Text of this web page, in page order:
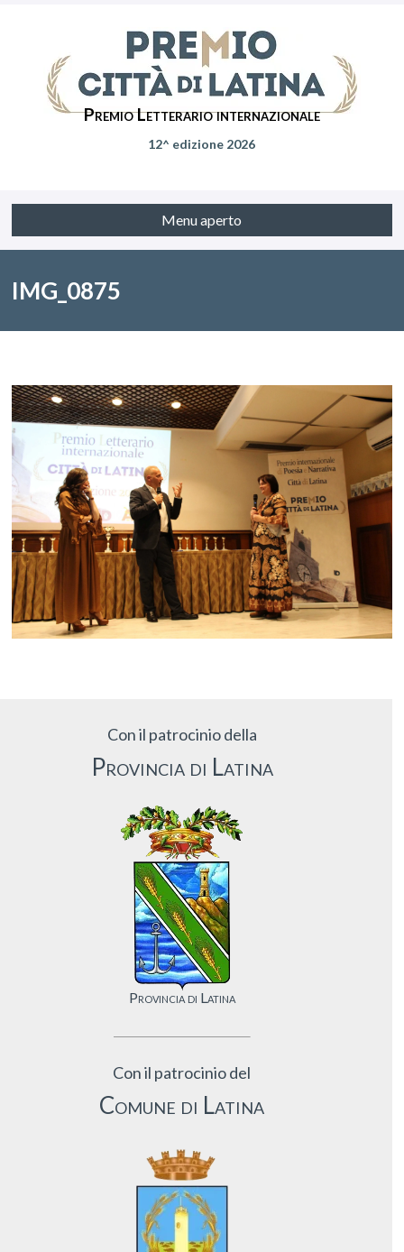
Premio Letterario internazionale
12^ edizione 2026
Menu aperto
IMG_0875
Con il patrocinio della
Provincia di Latina
Provincia di Latina
Con il patrocinio del
Comune di Latina